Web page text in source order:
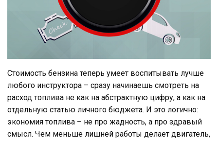
Стоимость бензина теперь умеет воспитывать лучше
любого инструктора – сразу начинаешь смотреть на
расход топлива не как на абстрактную цифру, а как на
отдельную статью личного бюджета. И это логично:
экономия топлива – не про жадность, а про здравый
смысл. Чем меньше лишней работы делает двигатель,